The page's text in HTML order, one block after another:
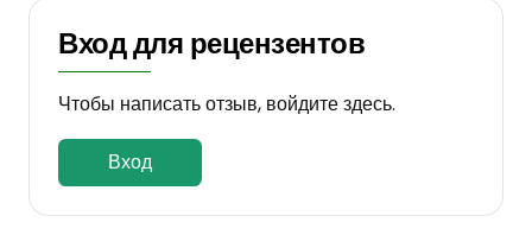
Вход для рецензентов
Чтобы написать отзыв, войдите здесь.
Вход